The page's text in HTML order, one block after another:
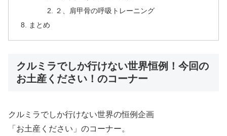
２、肩甲骨の呼吸トレーニング
まとめ
クルミラでしか行けない世界恒例！今回の
お土産ください！のコーナー
クルミラでしか行けない世界の恒例企画
「お土産ください」のコーナー。